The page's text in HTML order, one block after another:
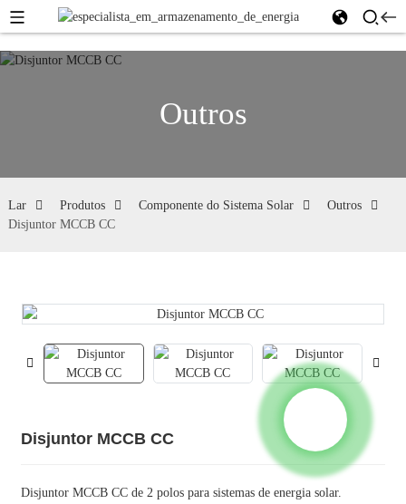
Outros
Lar Produtos Componente do Sistema Solar
Outros
Disjuntor MCCB CC
Disjuntor MCCB CC
Disjuntor MCCB CC de 2 polos para sistemas de energia solar.